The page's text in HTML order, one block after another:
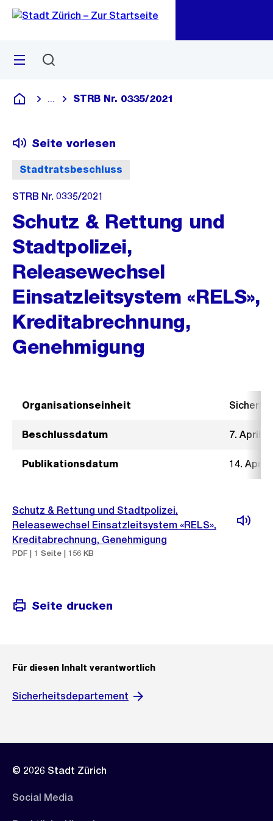
Navigation
Sprunglink
Menü
Deutsch
Blende alle Breadcrumbs ein
STRB Nr. 0335/2021
Stadtratsbeschluss
Seite vorlesen
STRB Nr. 0335/2021
Schutz & Rettung und
Stadtpolizei,
Releasewechsel
Einsatzleitsystem «RELS»,
Kreditabrechnung,
Genehmigung
Organisationseinheit
Beschlussdatum 7. April
Publikationsdatum 14. April
Schutz & Rettung und Stadtpolizei,
Releasewechsel Einsatzleitsystem «RELS»,
Kreditabrechnung, Genehmigung
PDF | 1 Seite | 156 KB
Seite drucken
Für diesen Inhalt verantwortlich
Sicherheitsdepartement
© 2026 Stadt Zürich
Social Media